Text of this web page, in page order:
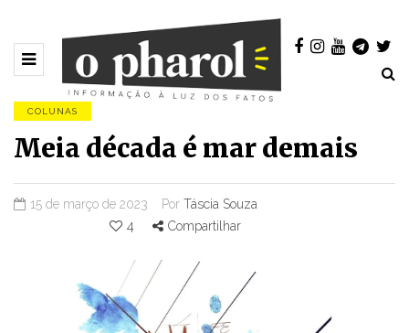
COLUNAS
Meia década é mar demais
15 de março de 2023 Por Táscia Souza
4
Compartilhar